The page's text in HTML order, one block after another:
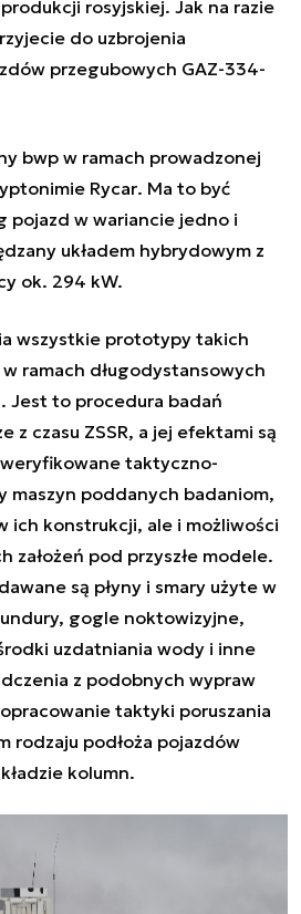
rosyjskiej. Jak na razie
do uzbrojenia
przegubowych GAZ-334-
bwp w ramach prowadzonej
Rycar. Ma to być
pojazd w wariancie jedno i
układem hybrydowym z
ok. 294 kW.
wszystkie prototypy takich
ramach długodystansowych
Jest to procedura badań
z czasu ZSSR, a jej efektami są
taktyczno-
maszyn poddanych badaniom,
ich konstrukcji, ale i możliwości
założeń pod przyszłe modele.
są płyny i smary użyte w
gogle noktowizyjne,
uzdatniania wody i inne
z podobnych wypraw
taktyki poruszania
rodzaju podłoża pojazdów
kolumn.